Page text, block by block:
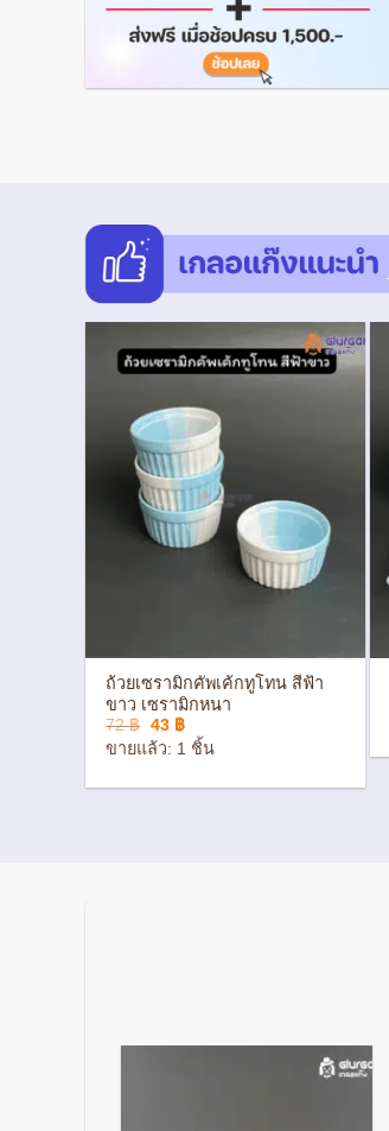
ถ้วยเซรามิกคัพเค้กทูโทน สีฟ้า
ขาว เซรามิกหนา
72฿ Original
price
was:
43 ฿Current
price
is:
ขายแล้ว: 1 ชิ้น